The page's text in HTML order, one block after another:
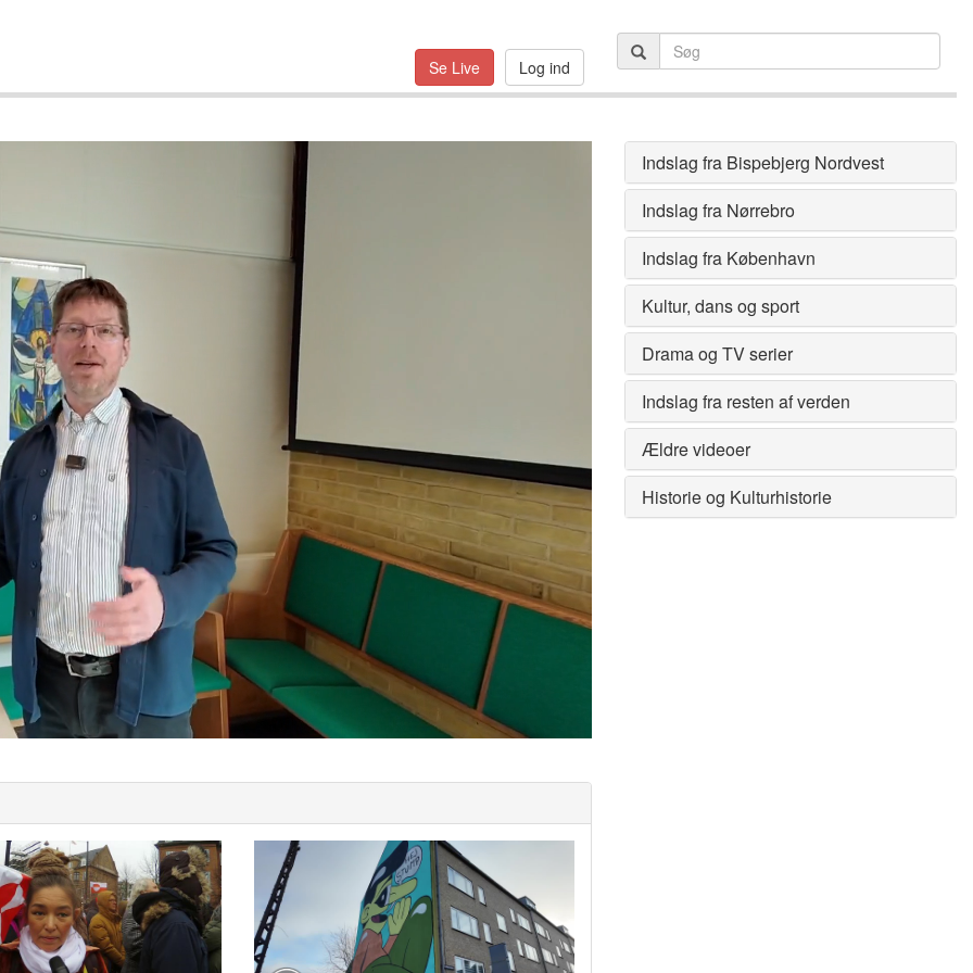
Se Live Log ind
Indslag fra Bispebjerg Nordvest
Indslag fra Nørrebro
Indslag fra København
Kultur, dans og sport
Drama og TV serier
Indslag fra resten af verden
Ældre videoer
Historie og Kulturhistorie